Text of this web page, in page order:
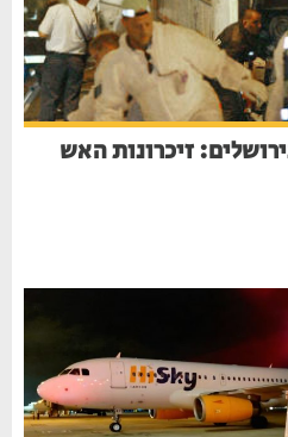
בקו 2 בירושלים: זיכרונות האש